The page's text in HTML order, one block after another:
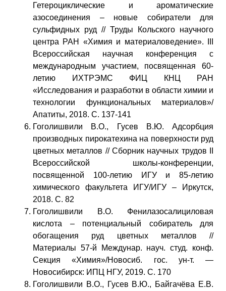
Гетероциклические и ароматические
азосоединения – новые собиратели для
сульфидных руд // Труды Кольского научного
центра РАН «Химия и материаловедение». III
Всероссийская научная конференция с
международным участием, посвященная 60-
летию ИХТРЭМС ФИЦ КНЦ РАН
«Исследования и разработки в области химии и
технологии функциональных материалов»/
Апатиты, 2018. С. 137-141
Гоголишвили В.О., Гусев В.Ю. Адсорбция
производных пирокатехина на поверхности руд
цветных металлов // Сборник научных трудов II
Всероссийской школы-конференции,
посвященной 100-летию ИГУ и 85-летию
химического факультета ИГУ/ИГУ – Иркутск,
2018. С. 82
Гоголишвили В.О. Фенилазосалициловая
кислота – потенциальный собиратель для
обогащения руд цветных металлов //
Материалы 57-й Междунар. науч. студ. конф.
Секция «Химия»/Новосиб. гос. ун-т. —
Новосибирск: ИПЦ НГУ, 2019. С. 170
Гоголишвили В.О., Гусев В.Ю., Байгачёва Е.В.